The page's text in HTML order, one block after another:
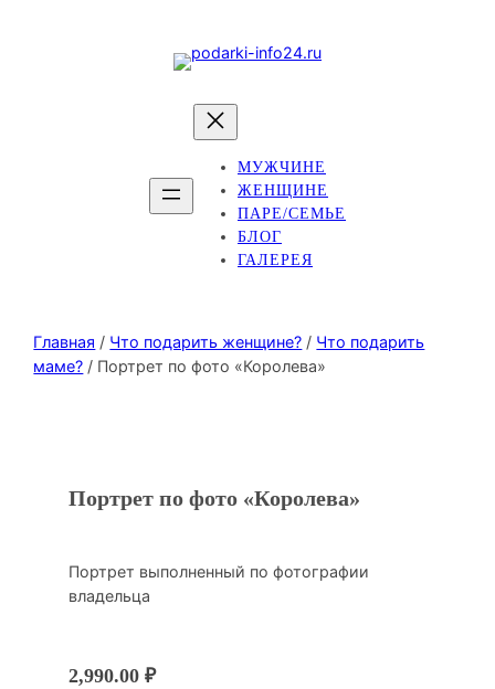
МУЖЧИНЕ
ЖЕНЩИНЕ
ПАРЕ/СЕМЬЕ
БЛОГ
ГАЛЕРЕЯ
Главная / Что подарить женщине? / Что подарить
маме? / Портрет по фото «Королева»
Портрет по фото «Королева»
Портрет выполненный по фотографии
владельца
2,990.00₽